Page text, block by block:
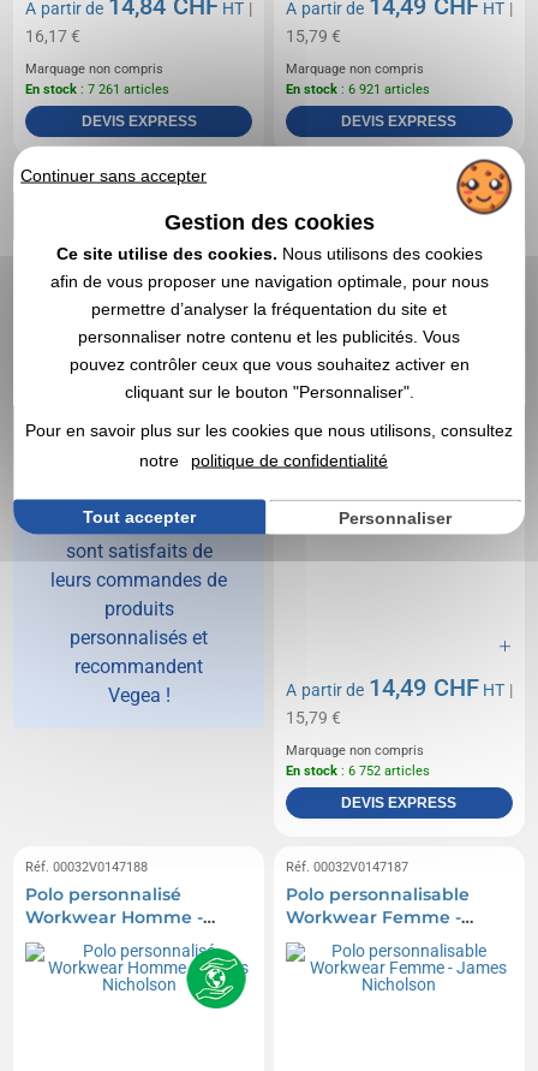
A partir de HT |
16,17 €
Marquage non compris
En stock : 7 261 articles
DEVIS EXPRESS
A partir de HT |
15,79 €
Marquage non compris
En stock : 6 921 articles
DEVIS EXPRESS
Plus de 9
clients sur
10
satisfaits
94% de nos clients
sont satisfaits de
leurs commandes de
produits
personnalisés et
recommandent
Vegea !
Polo personnalisable
Workwear Bio - James
Nicholson
A partir de 14,49 CHF HT |
15,79 €
Marquage non compris
En stock : 6 752 articles
DEVIS EXPRESS
Réf. 00032V0147188
Polo personnalisé
Workwear Homme -
James Nicholson
Réf. 00032V0147187
Polo personnalisable
Workwear Femme -
James Nicholson
Continuer sans accepter
Gestion des cookies
Ce site utilise des cookies. Nous utilisons des cookies
afin de vous proposer une navigation optimale, pour nous
permettre d’analyser la fréquentation du site et
personnaliser notre contenu et les publicités. Vous
pouvez contrôler ceux que vous souhaitez activer en
cliquant sur le bouton "Personnaliser".
Pour en savoir plus sur les cookies que nous utilisons, consultez
notre
politique de confidentialité
Tout accepter Personnaliser